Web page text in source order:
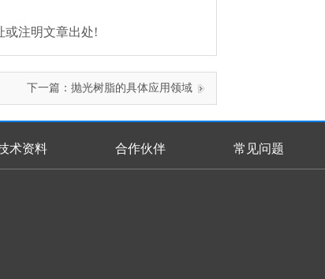
或注明文章出处!
下一篇： 抛光树脂的具体应用领域
术资料 合作伙伴 常见问题